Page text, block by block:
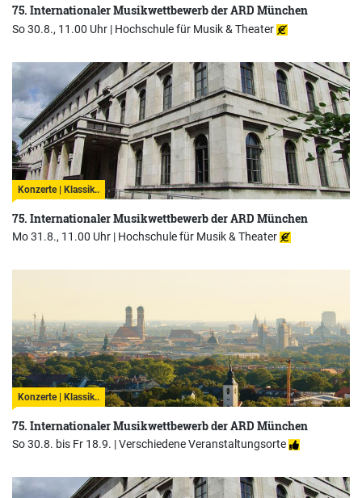
75. Internationaler Musikwettbewerb der ARD München
So 30.8., 11.00 Uhr | Hochschule für Musik & Theater
Konzerte | Klassik..
75. Internationaler Musikwettbewerb der ARD München
Mo 31.8., 11.00 Uhr | Hochschule für Musik & Theater
Konzerte | Klassik..
75. Internationaler Musikwettbewerb der ARD München
So 30.8. bis Fr 18.9. |Verschiedene Veranstaltungsorte